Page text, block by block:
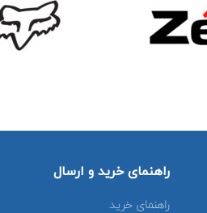
راهنمای خرید و ارسال
راهنمای خرید